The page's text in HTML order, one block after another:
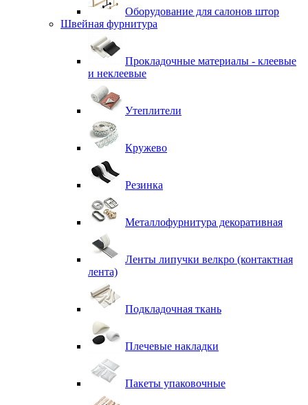
Оборудование для салонов штор
Швейная фурнитура
Прокладочные материалы - клеевые
и неклеевые
Утеплители
Кружево
Резинка
Металлофурнитура декоративная
Ленты липучки велкро (контактная
лента)
Подкладочная ткань
Плечевые накладки
Пакеты упаковочные